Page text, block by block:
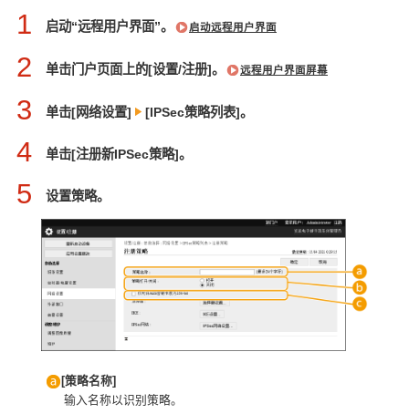
1 启动“远程用户界面”。 启动远程用户界面
2 单击门户页面上的[设置/注册]。 远程用户界面屏幕
3 单击[网络设置] [IPSec策略列表]。
4 单击[注册新IPSec策略]。
5 设置策略。
[策略名称]
输入名称以识别策略。